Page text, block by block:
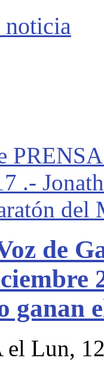
noticia
.-
de
ganan
el Lun,